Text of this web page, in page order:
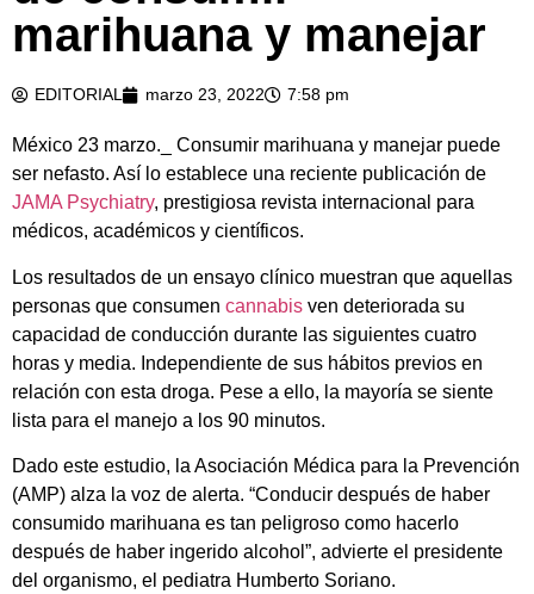
marihuana y manejar
EDITORIAL marzo 23, 2022 7:58 pm
México 23 marzo._ Consumir marihuana y manejar puede
ser nefasto. Así lo establece una reciente publicación de
JAMA Psychiatry, prestigiosa revista internacional para
médicos, académicos y científicos.
Los resultados de un ensayo clínico muestran que aquellas
personas que consumen cannabis ven deteriorada su
capacidad de conducción durante las siguientes cuatro
horas y media. Independiente de sus hábitos previos en
relación con esta droga. Pese a ello, la mayoría se siente
lista para el manejo a los 90 minutos.
Dado este estudio, la Asociación Médica para la Prevención
(AMP) alza la voz de alerta. “Conducir después de haber
consumido marihuana es tan peligroso como hacerlo
después de haber ingerido alcohol”, advierte el presidente
del organismo, el pediatra Humberto Soriano.